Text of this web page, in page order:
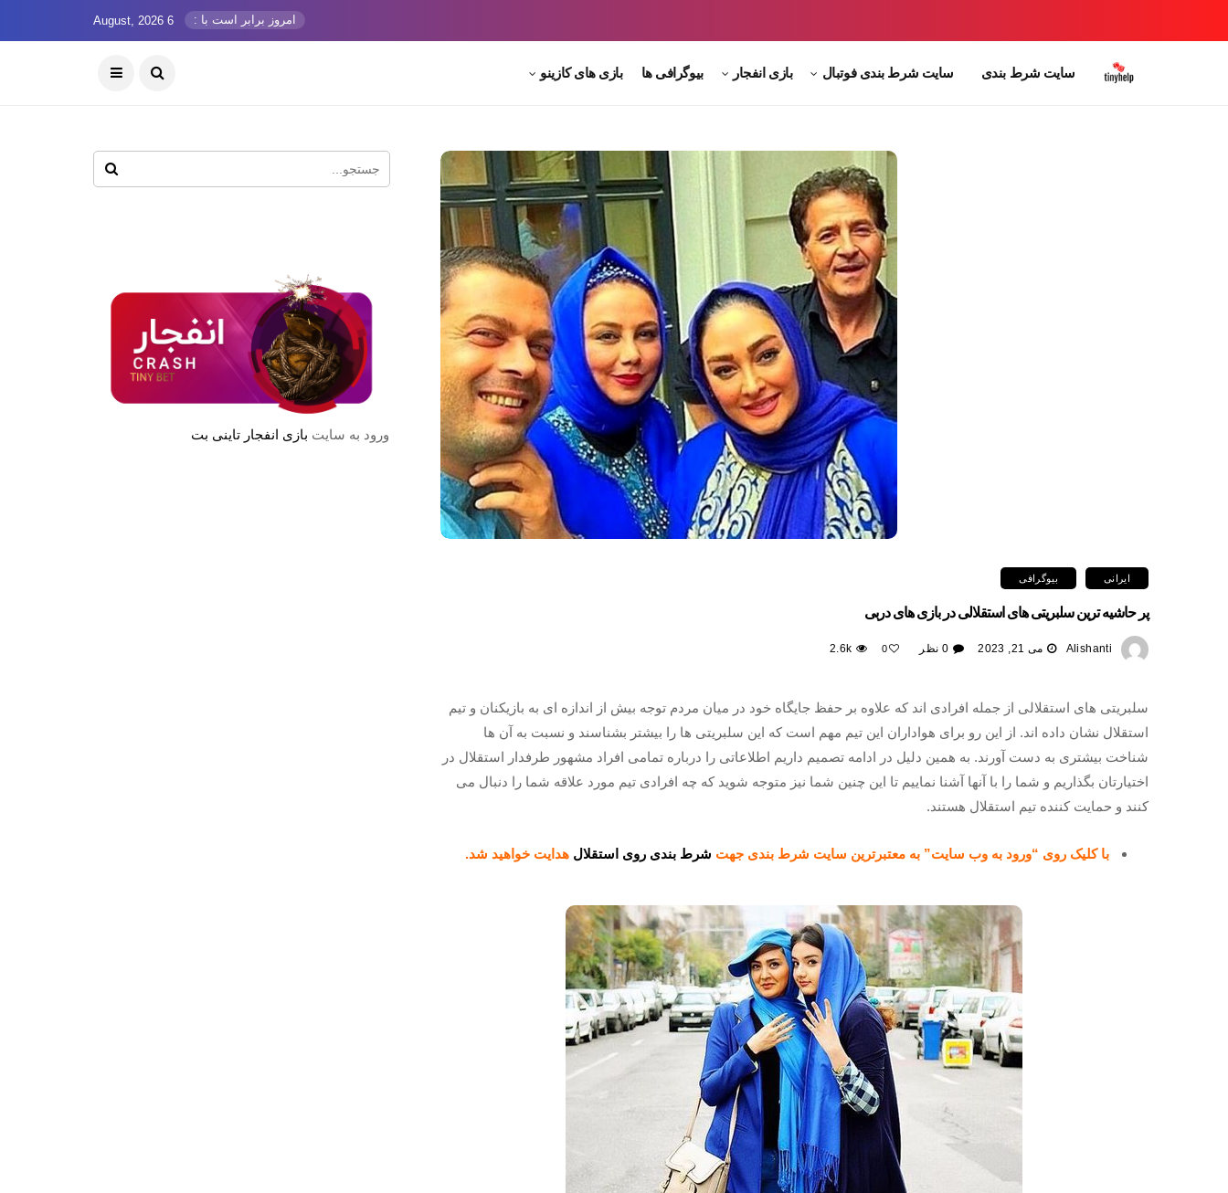
امروز برابر است با : 6 August, 2026
سایت شرط بندی سایت شرط بندی فوتبال بازی انفجار بیوگرافی ها بازی های کازینو
ایرانی بیوگرافی
پر حاشیه ترین سلبریتی های استقلالی در بازی های دربی
Alishanti می 21, 2023 0 نظر 0
2.6k
سلبریتی های استقلالی از جمله افرادی اند که علاوه بر حفظ جایگاه خود در میان مردم توجه بیش از اندازه ای به بازیکنان و تیم
استقلال نشان داده اند. از این رو برای هواداران این تیم مهم است که این سلبریتی ها را بیشتر بشناسند و نسبت به آن ها
شناخت بیشتری به دست آورند. به همین دلیل در ادامه تصمیم داریم اطلاعاتی را درباره تمامی افراد مشهور طرفدار استقلال در
اختیارتان بگذاریم و شما را با آنها آشنا نماییم تا این چنین شما نیز متوجه شوید که چه افرادی تیم مورد علاقه شما را دنبال می
کنند و حمایت کننده تیم استقلال هستند.
با کلیک روی “ورود به وب سایت” به معتبرترین سایت شرط بندی جهت شرط بندی روی استقلال هدایت خواهید شد.
ورود به سایت بازی انفجار تاینی بت